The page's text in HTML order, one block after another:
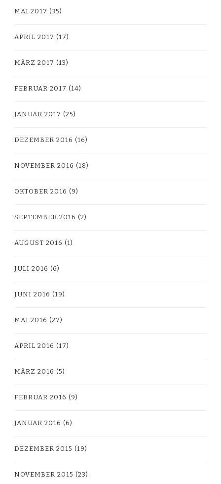
MAI 2017 (35)
APRIL 2017 (17)
MÄRZ 2017 (13)
FEBRUAR 2017 (14)
JANUAR 2017 (25)
DEZEMBER 2016 (16)
NOVEMBER 2016 (18)
OKTOBER 2016 (9)
SEPTEMBER 2016 (2)
AUGUST 2016 (1)
JULI 2016 (6)
JUNI 2016 (19)
MAI 2016 (27)
APRIL 2016 (17)
MÄRZ 2016 (5)
FEBRUAR 2016 (9)
JANUAR 2016 (6)
DEZEMBER 2015 (19)
NOVEMBER 2015 (23)